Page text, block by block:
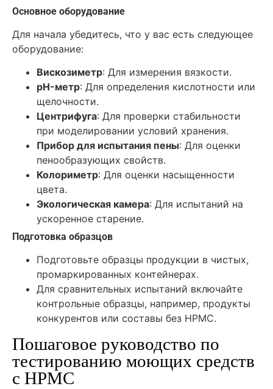
Основное оборудование
Для начала убедитесь, что у вас есть следующее
оборудование:
Вискозиметр: Для измерения вязкости.
pH-метр: Для определения кислотности или
щелочности.
Центрифуга: Для проверки стабильности
при моделировании условий хранения.
Прибор для испытания пены: Для оценки
пенообразующих свойств.
Колориметр: Для оценки насыщенности
цвета.
Экологическая камера: Для испытаний на
ускоренное старение.
Подготовка образцов
Подготовьте образцы продукции в чистых,
промаркированных контейнерах.
Для сравнительных испытаний включайте
контрольные образцы, например, продукты
конкурентов или составы без HPMC.
Пошаговое руководство по
тестированию моющих средств
с HPMC